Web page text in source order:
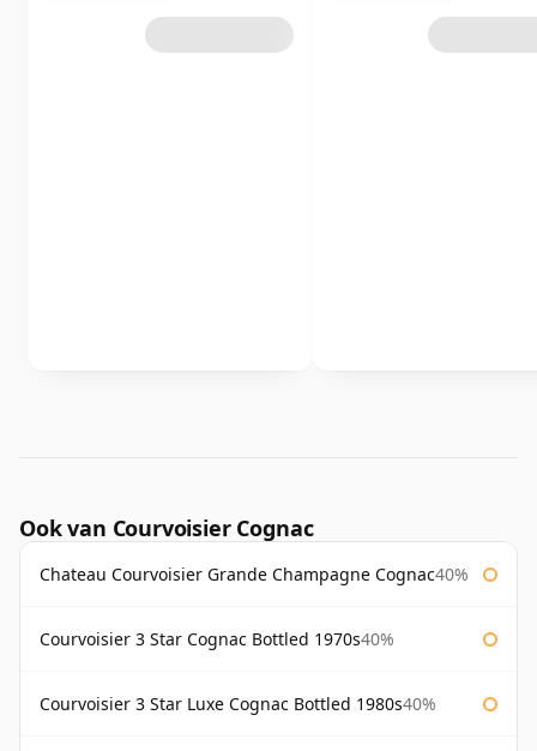
Ook van Courvoisier Cognac
Chateau Courvoisier Grande Champagne Cognac40%
Courvoisier 3 Star Cognac Bottled 1970s40%
Courvoisier 3 Star Luxe Cognac Bottled 1980s40%